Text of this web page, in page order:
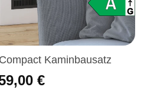
Kaminbausatz
€